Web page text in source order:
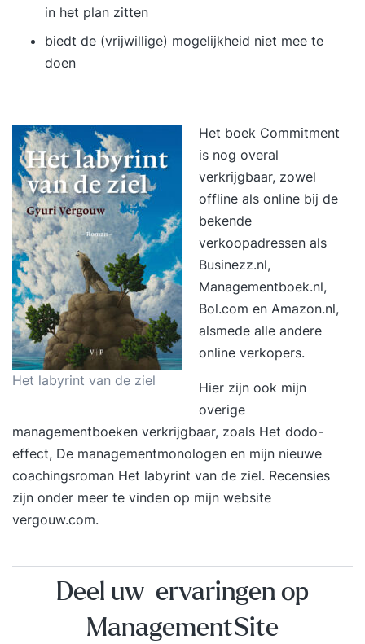
in het plan zitten
biedt de (vrijwillige) mogelijkheid niet mee te
doen
Het labyrint van de ziel
Het boek Commitment
is nog overal
verkrijgbaar, zowel
offline als online bij de
bekende
verkoopadressen als
Businezz.nl,
Managementboek.nl,
Bol.com en Amazon.nl,
alsmede alle andere
online verkopers.
Hier zijn ook mijn
overige
managementboeken verkrijgbaar, zoals Het dodo-
effect, De managementmonologen en mijn nieuwe
coachingsroman Het labyrint van de ziel. Recensies
zijn onder meer te vinden op mijn website
vergouw.com.
Deel uw ervaringen op
ManagementSite